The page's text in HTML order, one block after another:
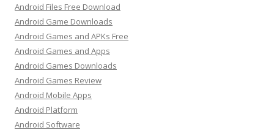
Android Files Free Download
Android Game Downloads
Android Games and APKs Free
Android Games and Apps
Android Games Downloads
Android Games Review
Android Mobile Apps
Android Platform
Android Software